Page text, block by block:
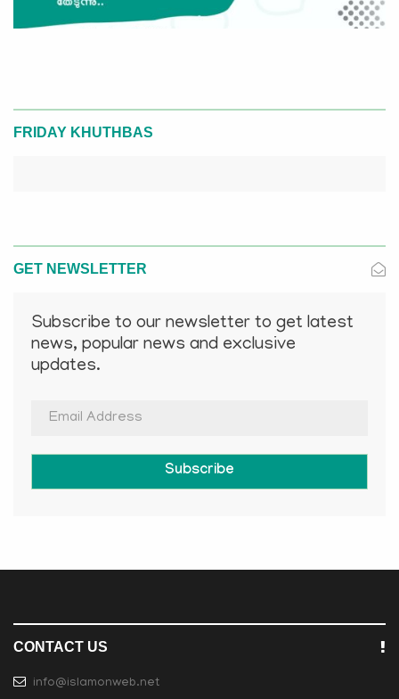
FRIDAY KHUTHBAS
GET NEWSLETTER
Subscribe to our newsletter to get latest
news, popular news and exclusive
updates.
Subscribe
CONTACT US
info@islamonweb.net